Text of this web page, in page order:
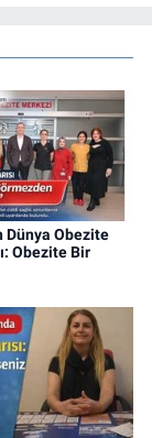
Dünya Obezite
Obezite Bir